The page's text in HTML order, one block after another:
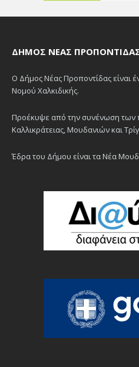
ΔΉΜΟΣ ΝΈΑΣ
Ο Δήμος Νέας Προποντίδας είναι
Νομού Χαλκιδικής.
Προέκυψε από την συνένωση
Καλλικράτειας, Μουδανιών και
Έδρα του Δήμου είναι τα Νέα